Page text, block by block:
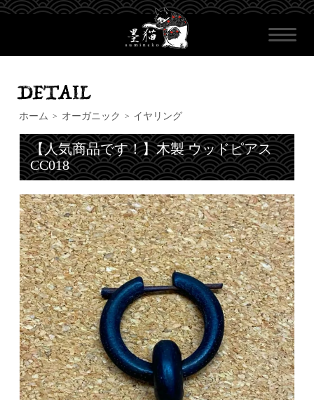
ホーム > オーガニック > イヤリング
【人気商品です！】木製 ウッドピアス
CC018